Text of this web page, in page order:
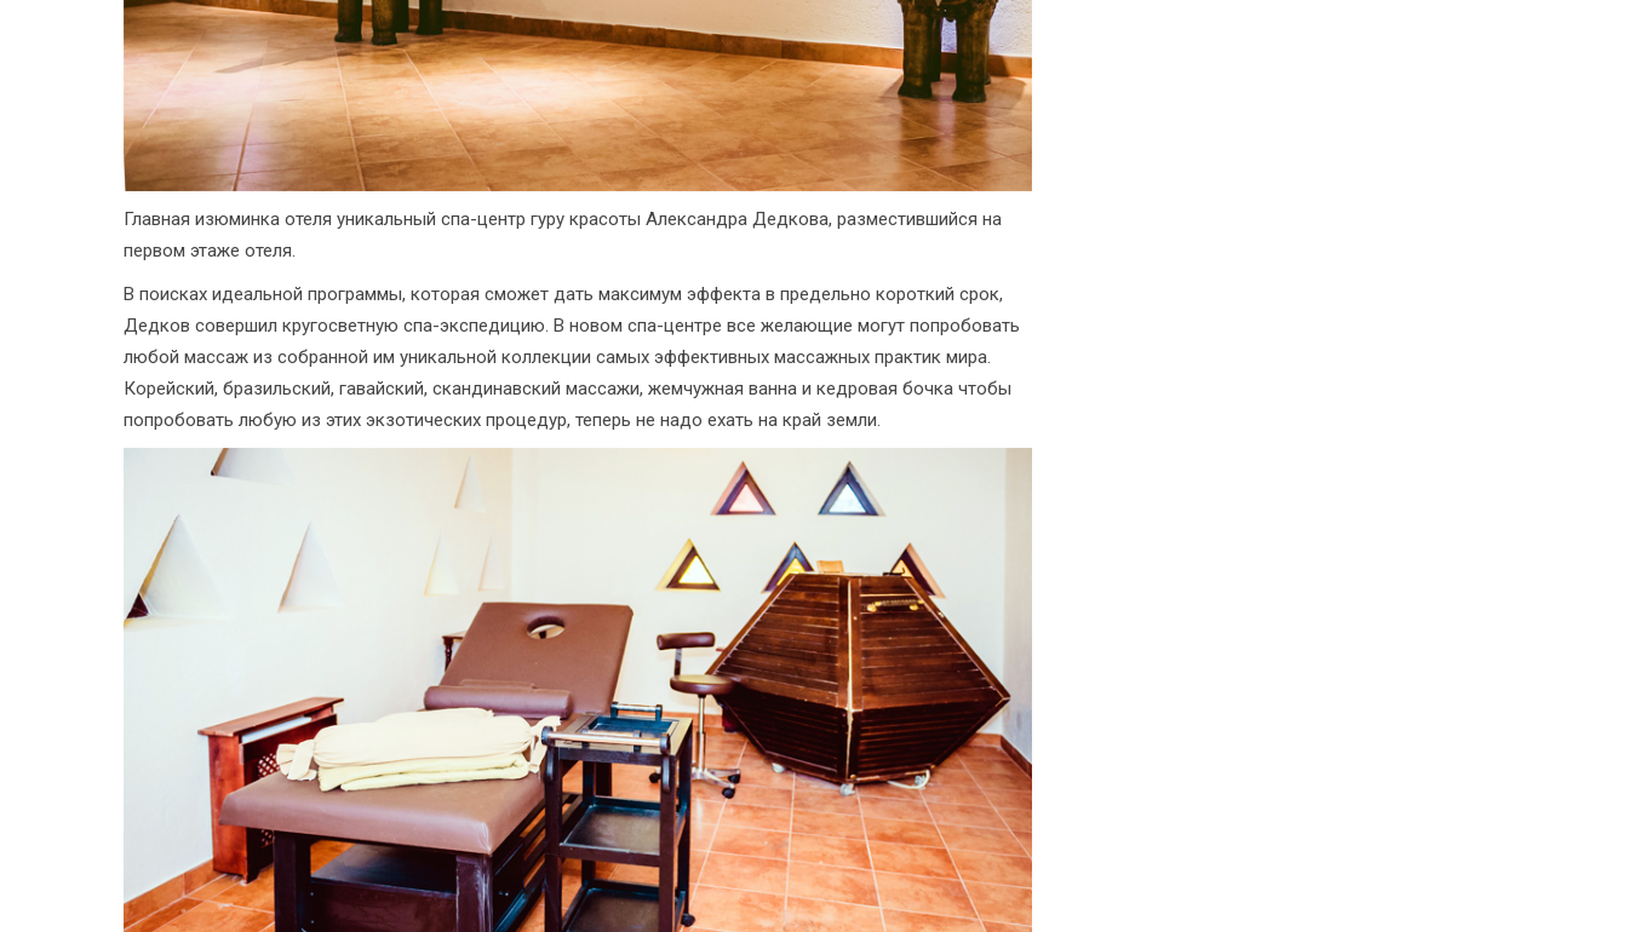
Главная изюминка отеля уникальный спа-центр гуру красоты Александра Дедкова, разместившийся на
первом этаже отеля.
В поисках идеальной программы, которая сможет дать максимум эффекта в предельно короткий срок,
Дедков совершил кругосветную спа-экспедицию. В новом спа-центре все желающие могут попробовать
любой массаж из собранной им уникальной коллекции самых эффективных массажных практик мира.
Корейский, бразильский, гавайский, скандинавский массажи, жемчужная ванна и кедровая бочка чтобы
попробовать любую из этих экзотических процедур, теперь не надо ехать на край земли.